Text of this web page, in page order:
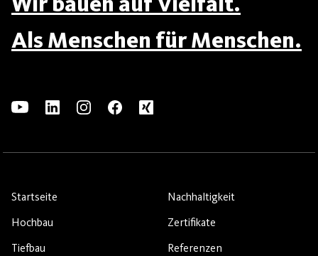
Als Menschen für Menschen.
Startseite
Hochbau
Tiefbau
Nachhaltigkeit
Zertifikate
Referenzen